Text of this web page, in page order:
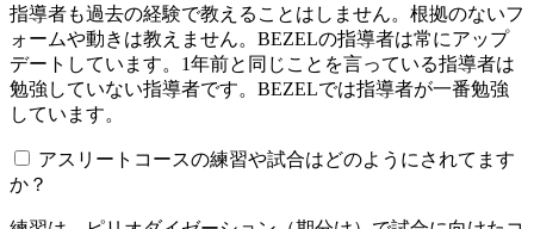
指導者も過去の経験で教えることはしません。根拠のないフ
ォームや動きは教えません。BEZELの指導者は常にアップ
デートしています。1年前と同じことを言っている指導者は
勉強していない指導者です。BEZELでは指導者が一番勉強
しています。
アスリートコースの練習や試合はどのようにされてます
か？